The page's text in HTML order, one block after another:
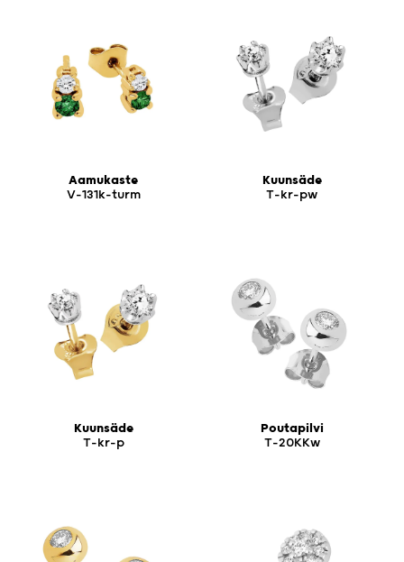
Aamukaste
V-131k-turm
Kuunsäde
T-kr-pw
Kuunsäde
T-kr-p
Poutapilvi
T-20KKw